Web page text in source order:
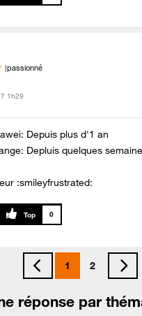
passionné
1h29
Depuis plus d'1 an
Depluis quelques
:smileyfrustrated:
0
1 2
réponse par